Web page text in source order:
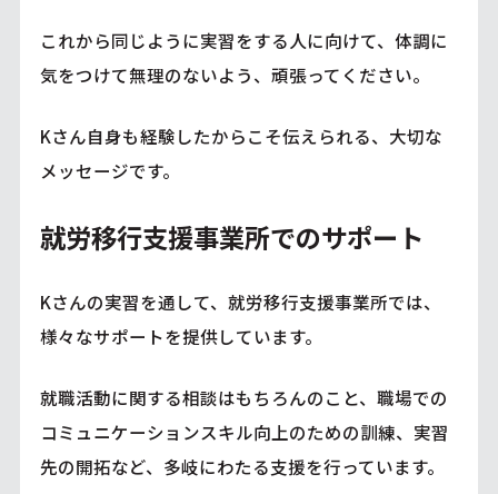
これから同じように実習をする人に向けて、体調に
気をつけて無理のないよう、頑張ってください。
Kさん自身も経験したからこそ伝えられる、大切な
メッセージです。
就労移行支援事業所でのサポート
Kさんの実習を通して、就労移行支援事業所では、
様々なサポートを提供しています。
就職活動に関する相談はもちろんのこと、職場での
コミュニケーションスキル向上のための訓練、実習
先の開拓など、多岐にわたる支援を行っています。